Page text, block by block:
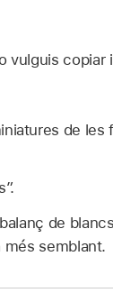
copiar i
de
de
semblant.